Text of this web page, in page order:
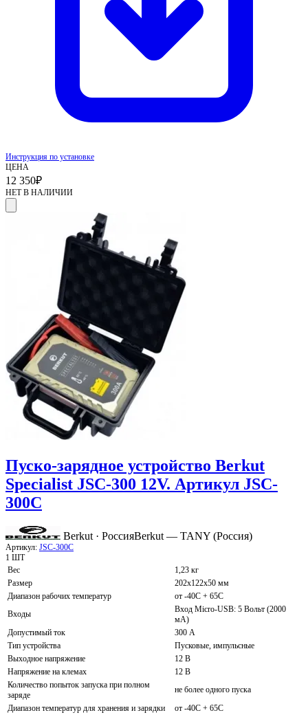
Инструкция по установке
ЦЕНА
12 350₽
НЕТ В НАЛИЧИИ
Пуско-зарядное устройство Berkut
Specialist JSC-300 12V. Артикул JSC-
300C
Berkut · РоссияBerkut — TANY (Россия)
Артикул: JSC-300C
1 ШТ
Вес
1,23 кг
Размер
202x122x50 мм
Диапазон рабочих температур
от -40С + 65С
Входы
Вход Micro-USB: 5 Вольт (2000
мА)
Допустимый ток
300 А
Тип устройства
Пусковые, импульсные
Выходное напряжение
12 В
Напряжение на клемах
12 В
Количество попыток запуска при полном
заряде
не более одного пуска
Диапазон температур для хранения и зарядки
от -40С + 65С